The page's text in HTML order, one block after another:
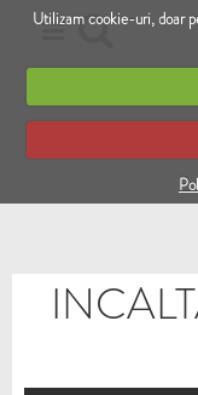
Utilizam cookie-uri, doar